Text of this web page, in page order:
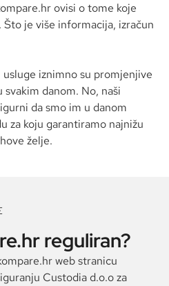
ovisi o tome koje
je više informacija, izračun
iznimno su promjenjive
danom. No, naši
da smo im u danom
za koju garantiramo najnižu
želje.
reguliran?
web stranicu
Custodia d.o.o za